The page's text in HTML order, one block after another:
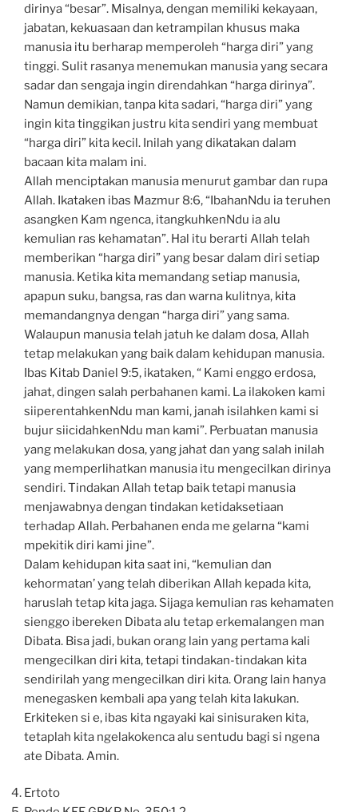
dirinya “besar”. Misalnya, dengan memiliki kekayaan,
jabatan, kekuasaan dan ketrampilan khusus maka
manusia itu berharap memperoleh “harga diri” yang
tinggi. Sulit rasanya menemukan manusia yang secara
sadar dan sengaja ingin direndahkan “harga dirinya”.
Namun demikian, tanpa kita sadari, “harga diri” yang
ingin kita tinggikan justru kita sendiri yang membuat
“harga diri” kita kecil. Inilah yang dikatakan dalam
bacaan kita malam ini.
Allah menciptakan manusia menurut gambar dan rupa
Allah. Ikataken ibas Mazmur 8:6, “IbahanNdu ia teruhen
asangken Kam ngenca, itangkuhkenNdu ia alu
kemulian ras kehamatan”. Hal itu berarti Allah telah
memberikan “harga diri” yang besar dalam diri setiap
manusia. Ketika kita memandang setiap manusia,
apapun suku, bangsa, ras dan warna kulitnya, kita
memandangnya dengan “harga diri” yang sama.
Walaupun manusia telah jatuh ke dalam dosa, Allah
tetap melakukan yang baik dalam kehidupan manusia.
Ibas Kitab Daniel 9:5, ikataken, “ Kami enggo erdosa,
jahat, dingen salah perbahanen kami. La ilakoken kami
siiperentahkenNdu man kami, janah isilahken kami si
bujur siicidahkenNdu man kami”. Perbuatan manusia
yang melakukan dosa, yang jahat dan yang salah inilah
yang memperlihatkan manusia itu mengecilkan dirinya
sendiri. Tindakan Allah tetap baik tetapi manusia
menjawabnya dengan tindakan ketidaksetiaan
terhadap Allah. Perbahanen enda me gelarna “kami
mpekitik diri kami jine”.
Dalam kehidupan kita saat ini, “kemulian dan
kehormatan’ yang telah diberikan Allah kepada kita,
haruslah tetap kita jaga. Sijaga kemulian ras kehamaten
sienggo ibereken Dibata alu tetap erkemalangen man
Dibata. Bisa jadi, bukan orang lain yang pertama kali
mengecilkan diri kita, tetapi tindakan-tindakan kita
sendirilah yang mengecilkan diri kita. Orang lain hanya
menegasken kembali apa yang telah kita lakukan.
Erkiteken si e, ibas kita ngayaki kai sinisuraken kita,
tetaplah kita ngelakokenca alu sentudu bagi si ngena
ate Dibata. Amin.
Ertoto